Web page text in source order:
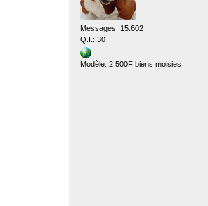
Messages: 15.602
Q.I.: 30
Modèle: 2 500F biens moisies